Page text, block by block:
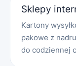
Sklepy
Kartony
pakowe z
do codziennej